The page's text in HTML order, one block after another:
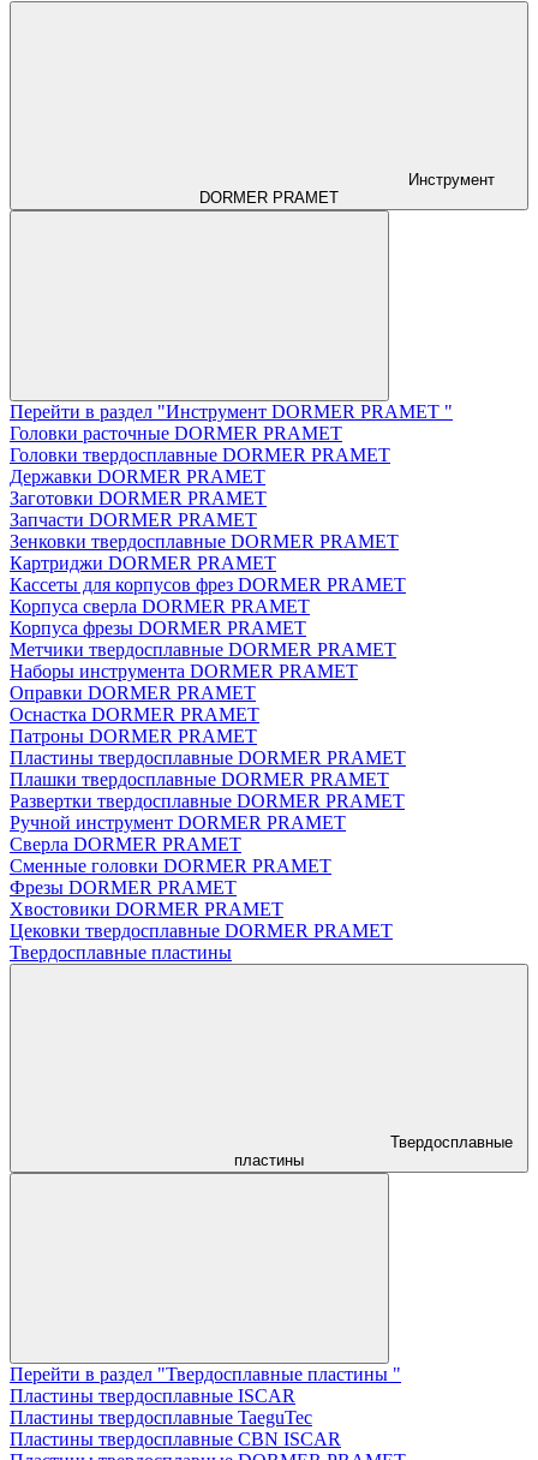
Инструмент
DORMER PRAMET
Перейти в раздел "Инструмент DORMER PRAMET "
Головки расточные DORMER PRAMET
Головки твердосплавные DORMER PRAMET
Державки DORMER PRAMET
Заготовки DORMER PRAMET
Запчасти DORMER PRAMET
Зенковки твердосплавные DORMER PRAMET
Картриджи DORMER PRAMET
Кассеты для корпусов фрез DORMER PRAMET
Корпуса сверла DORMER PRAMET
Корпуса фрезы DORMER PRAMET
Метчики твердосплавные DORMER PRAMET
Наборы инструмента DORMER PRAMET
Оправки DORMER PRAMET
Оснастка DORMER PRAMET
Патроны DORMER PRAMET
Пластины твердосплавные DORMER PRAMET
Плашки твердосплавные DORMER PRAMET
Развертки твердосплавные DORMER PRAMET
Ручной инструмент DORMER PRAMET
Сверла DORMER PRAMET
Сменные головки DORMER PRAMET
Фрезы DORMER PRAMET
Хвостовики DORMER PRAMET
Цековки твердосплавные DORMER PRAMET
Твердосплавные пластины
Твердосплавные
пластины
Перейти в раздел "Твердосплавные пластины "
Пластины твердосплавные ISCAR
Пластины твердосплавные TaeguTec
Пластины твердосплавные CBN ISCAR